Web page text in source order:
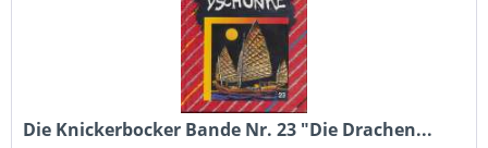
Die Knickerbocker Bande Nr. 23 "Die Drachen...